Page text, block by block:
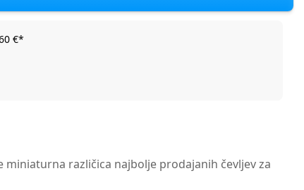
€*
različica najbolje prodajanih čevljev za